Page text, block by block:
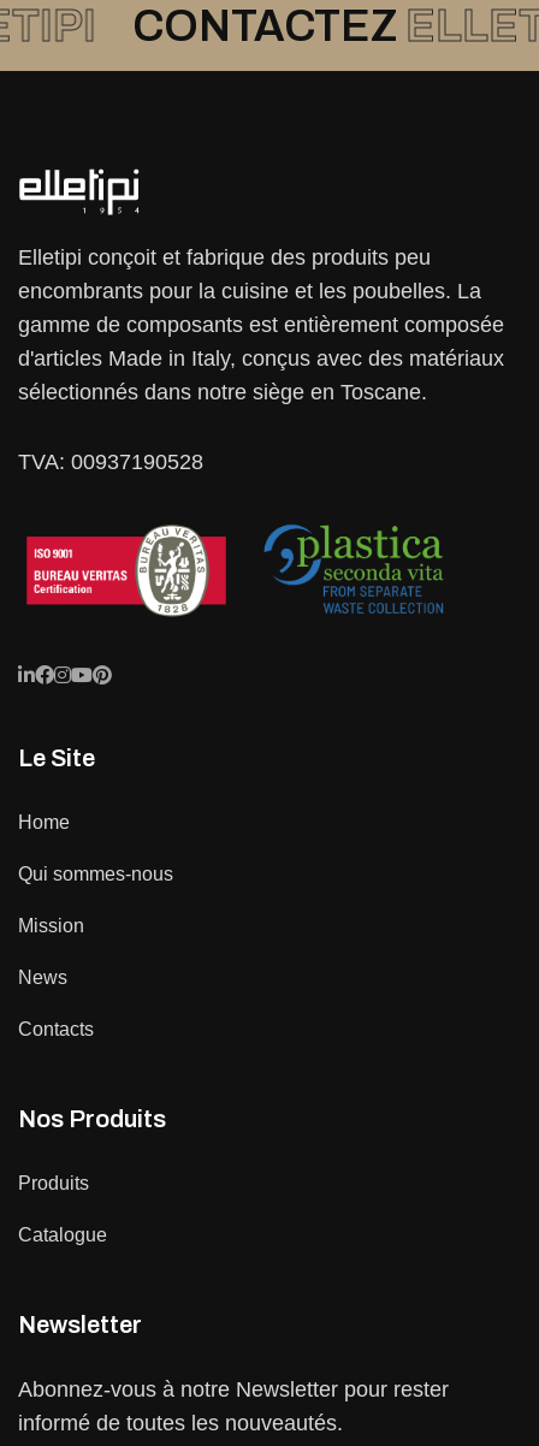
ELLETIPI
Elletipi conçoit et fabrique des produits peu
encombrants pour la cuisine et les poubelles. La
gamme de composants est entièrement composée
d'articles Made in Italy, conçus avec des matériaux
sélectionnés dans notre siège en Toscane.
TVA: 00937190528
Le Site
Home
Qui sommes-nous
Mission
News
Contacts
Nos Produits
Produits
Catalogue
Newsletter
Abonnez-vous à notre Newsletter pour rester
informé de toutes les nouveautés.